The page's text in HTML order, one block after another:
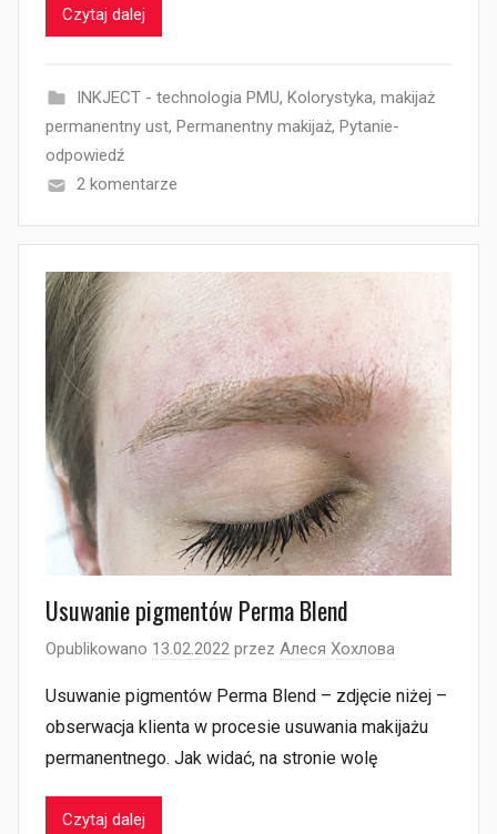
Czytaj dalej
INKJECT - technologia PMU, Kolorystyka, makijaż
permanentny ust, Permanentny makijaż, Pytanie-
odpowiedź
2 komentarze
Usuwanie pigmentów Perma Blend
Opublikowano 13.02.2022 przez Алеся Хохлова
Usuwanie pigmentów Perma Blend – zdjęcie niżej –
obserwacja klienta w procesie usuwania makijażu
permanentnego. Jak widać, na stronie wolę
Czytaj dalej